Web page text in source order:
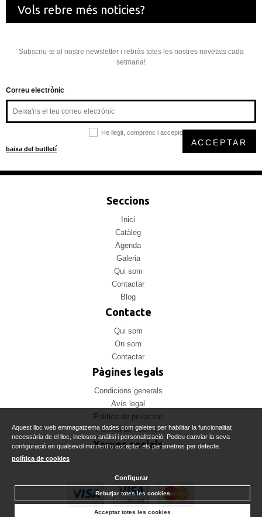
Vols rebre més noticies?
Subscriu-te al nostre newsletter i rebràs totes les nostres novetats cada
setmana!
Correu electrònic
He llegit, comprenc i accepto la
baixa del butlletí
ACCEPTAR
Seccions
Inici
Catàleg
Agenda
Galeria
Qui som
Contactar
Blog
Contacte
Qui som
On som
Contactar
Pàgines legals
Condicions generals
Avís legal
Politica de privacitat
Politica de cookies
Xarxes socials
Aquest lloc web emmagatzema dades com galetes per habilitar la funcionalitat
necessària de el lloc, inclosos anàlisi i personalització. Podeu canviar la seva
configuració en qualsevol moment o acceptar els paràmetres per defecte.
política de cookies
Configurar
Rebutjar totes les cookies
Acceptar totes les cookies